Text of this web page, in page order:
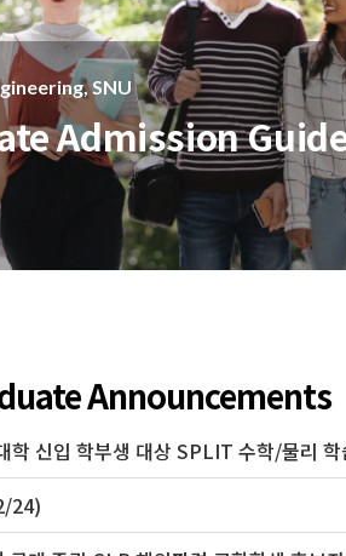
SNU
Announcements
24)